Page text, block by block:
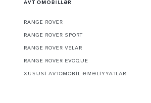
AVTOMOBILLƏR
RANGE ROVER
RANGE ROVER SPORT
RANGE ROVER VELAR
RANGE ROVER EVOQUE
XÜSUSİ AVTOMOBİL ƏMƏLİYYATLARI